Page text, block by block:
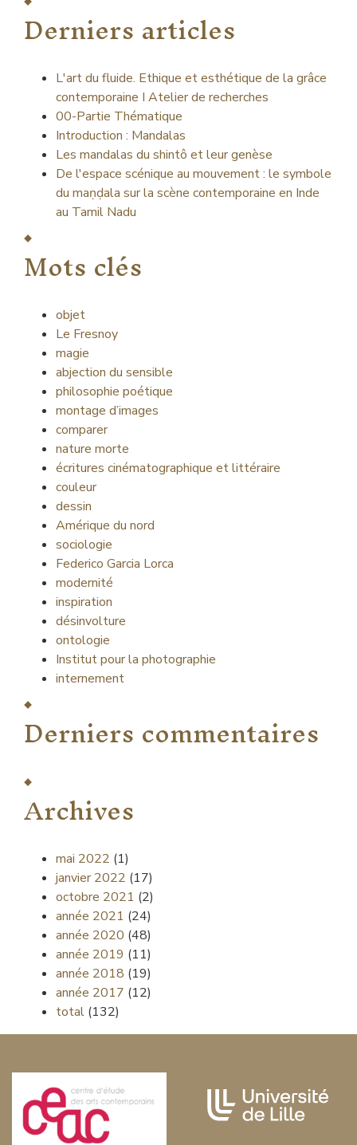
Derniers articles
L'art du fluide. Ethique et esthétique de la grâce
contemporaine I Atelier de recherches
00-Partie Thématique
Introduction : Mandalas
Les mandalas du shintô et leur genèse
De l'espace scénique au mouvement : le symbole
du maṇḍala sur la scène contemporaine en Inde
au Tamil Nadu
Mots clés
objet
Le Fresnoy
magie
abjection du sensible
philosophie poétique
montage d’images
comparer
nature morte
écritures cinématographique et littéraire
couleur
dessin
Amérique du nord
sociologie
Federico Garcia Lorca
modernité
inspiration
désinvolture
ontologie
Institut pour la photographie
internement
Derniers commentaires
Archives
mai 2022 (1)
janvier 2022 (17)
octobre 2021 (2)
année 2021 (24)
année 2020 (48)
année 2019 (11)
année 2018 (19)
année 2017 (12)
total (132)